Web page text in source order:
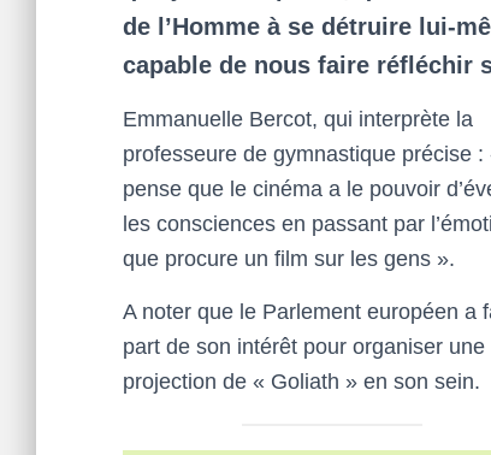
de l’Homme à se détruire lui-
capable de nous faire réfléchir
Emmanuelle Bercot, qui interprète la
professeure de gymnastique précise :
pense que le cinéma a le pouvoir
les consciences en passant par
que procure un film sur les gens ».
A noter que le Parlement européen a
part de son intérêt pour organiser une
projection de « Goliath » en son sein.